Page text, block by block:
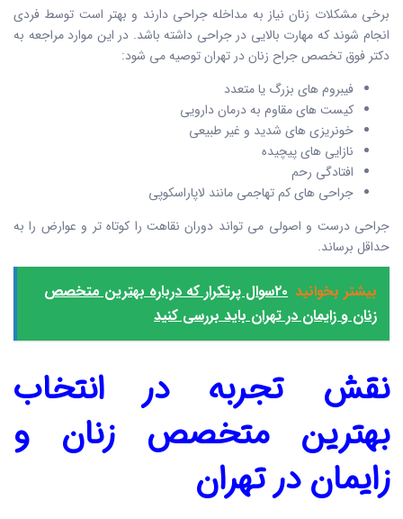
برخی مشکلات زنان نیاز به مداخله جراحی دارند و بهتر است توسط فردی
انجام شوند که مهارت بالایی در جراحی داشته باشد. در این موارد مراجعه به
دکتر فوق تخصص جراح زنان در تهران توصیه می شود:
فیبروم های بزرگ یا متعدد
کیست های مقاوم به درمان دارویی
خونریزی های شدید و غیر طبیعی
نازایی های پیچیده
افتادگی رحم
جراحی های کم تهاجمی مانند لاپاراسکوپی
جراحی درست و اصولی می تواند دوران نقاهت را کوتاه تر و عوارض را به
حداقل برساند.
بیشتر بخوانید
۲۰سوال پرتکرار که درباره بهترین متخصص
زنان و زایمان در تهران باید بررسی کنید
نقش تجربه در انتخاب
بهترینمتخصص زنان و
زایمان در تهران